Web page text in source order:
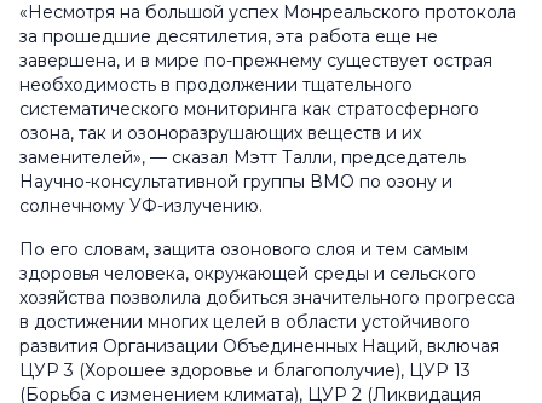
«Несмотря на большой успех Монреальского протокола
за прошедшие десятилетия, эта работа еще не
завершена, и в мире по-прежнему существует острая
необходимость в продолжении тщательного
систематического мониторинга как стратосферного
озона, так и озоноразрушающих веществ и их
заменителей», — сказал Мэтт Талли, председатель
Научно-консультативной группы ВМО по озону и
солнечному УФ-излучению.
По его словам, защита озонового слоя и тем самым
здоровья человека, окружающей среды и сельского
хозяйства позволила добиться значительного прогресса
в достижении многих целей в области устойчивого
развития Организации Объединенных Наций, включая
ЦУР 3 (Хорошее здоровье и благополучие), ЦУР 13
(Борьба с изменением климата), ЦУР 2 (Ликвидация